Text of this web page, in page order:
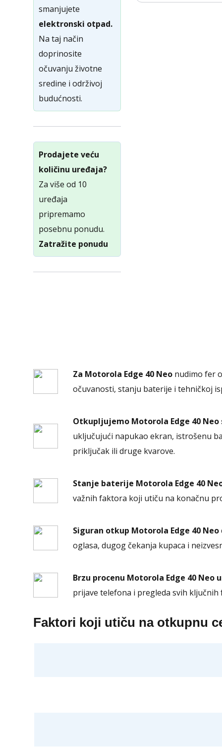
smanjujete
elektronski otpad.
Na taj način
doprinosite
očuvanju životne
sredine i održivoj
budućnosti.
Prodajete veću
količinu uređaja?
Za više od 10
uređaja
pripremamo
posebnu ponudu.
Zatražite ponudu
Za Motorola Edge 40 Neo nudimo fer
očuvanosti, stanju baterije i tehničkoj
Otkupljujemo Motorola Edge 40
uključujući napukao ekran, istrošenu
priključak ili druge kvarove.
Stanje baterije Motorola Edge 40
važnih faktora koji utiču na konačnu
Siguran otkup Motorola Edge 40 Neo
oglasa, dugog čekanja kupaca i
Brzu procenu Motorola Edge 40 Neo
prijave telefona i pregleda svih ključnih
Faktori koji utiču na otkupnu